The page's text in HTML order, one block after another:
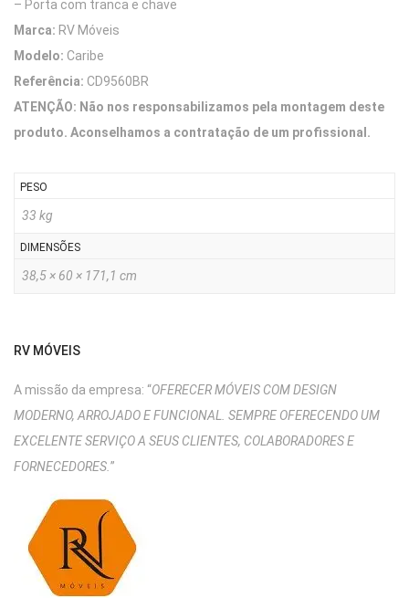
– Porta com tranca e chave
Marca: RV Móveis
Modelo: Caribe
Referência: CD9560BR
ATENÇÃO: Não nos responsabilizamos pela montagem deste
produto. Aconselhamos a contratação de um profissional.
PESO
33 kg
DIMENSÕES
38,5 × 60 × 171,1 cm
RV MÓVEIS
A missão da empresa: “OFERECER MÓVEIS COM DESIGN
MODERNO, ARROJADO E FUNCIONAL. SEMPRE OFERECENDO UM
EXCELENTE SERVIÇO A SEUS CLIENTES, COLABORADORES E
FORNECEDORES. ”